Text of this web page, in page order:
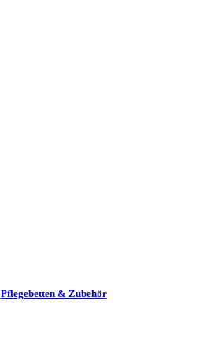
Pflege­betten & Zubehör